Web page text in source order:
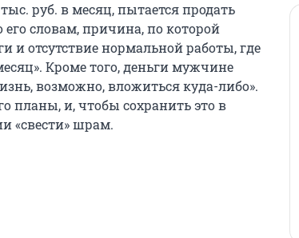
руб. в месяц, пытается продать
его словам, причина, по которой
и отсутствие нормальной работы, где
Кроме того, деньги мужчине
возможно, вложиться куда-либо».
планы, и, чтобы сохранить это в
«свести» шрам.